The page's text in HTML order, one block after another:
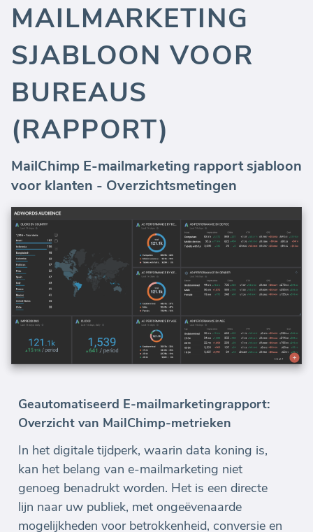
MAILMARKETING
SJABLOON VOOR
BUREAUS
(RAPPORT)
MailChimp E-mailmarketing rapport sjabloon
voor klanten - Overzichtsmetingen
Geautomatiseerd E-mailmarketingrapport:
Overzicht van MailChimp-metrieken
In het digitale tijdperk, waarin data koning is,
kan het belang van e-mailmarketing niet
genoeg benadrukt worden. Het is een directe
lijn naar uw publiek, met ongeëvenaarde
mogelijkheden voor betrokkenheid, conversie en